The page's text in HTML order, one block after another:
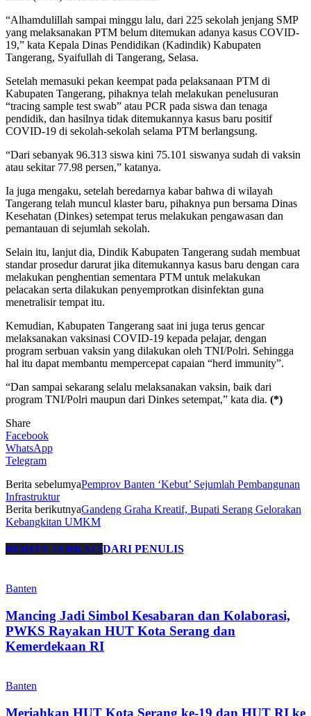
“Alhamdulillah sampai minggu lalu, dari 225 sekolah jenjang SMP
yang melaksanakan PTM belum ditemukan adanya kasus COVID-
19,” kata Kepala Dinas Pendidikan (Kadindik) Kabupaten
Tangerang, Syaifullah di Tangerang, Selasa.
Setelah memasuki pekan keempat pada pelaksanaan PTM di
Kabupaten Tangerang, pihaknya telah melakukan penelusuran
“tracing sample test swab” atau PCR pada siswa dan tenaga
pendidik, dan hasilnya tidak ditemukannya kasus baru positif
COVID-19 di sekolah-sekolah selama PTM berlangsung.
“Dari sebanyak 96.313 siswa kini 75.101 siswanya sudah di vaksin
atau sekitar 77.98 persen,” katanya.
Ia juga mengaku, setelah beredarnya kabar bahwa di wilayah
Tangerang telah muncul klaster baru, pihaknya pun bersama Dinas
Kesehatan (Dinkes) setempat terus melakukan pengawasan dan
pemantauan di sejumlah sekolah.
Selain itu, lanjut dia, Dindik Kabupaten Tangerang sudah membuat
standar prosedur darurat jika ditemukannya kasus baru dengan cara
melakukan penghentian sementara PTM untuk melakukan
pelacakan serta dilakukan penyemprotkan disinfektan guna
menetralisir tempat itu.
Kemudian, Kabupaten Tangerang saat ini juga terus gencar
melaksanakan vaksinasi COVID-19 kepada pelajar, dengan
program serbuan vaksin yang dilakukan oleh TNI/Polri. Sehingga
hal itu dapat membantu mempercepat capaian “herd immunity”.
“Dan sampai sekarang selalu melaksanakan vaksin, baik dari
program TNI/Polri maupun dari Dinkes setempat,” kata dia. (*)
Share
Facebook
WhatsApp
Telegram
Berita sebelumyaPemprov Banten ‘Kebut’ Sejumlah Pembangunan
Infrastruktur
Berita berikutnyaGandeng Graha Kreatif, Bupati Serang Gelorakan
Kebangkitan UMKM
BERITA TERKAITDARI PENULIS
Banten
Mancing Jadi Simbol Kesabaran dan Kolaborasi,
PWKS Rayakan HUT Kota Serang dan
Kemerdekaan RI
Banten
Meriahkan HUT Kota Serang ke-19 dan HUT RI ke